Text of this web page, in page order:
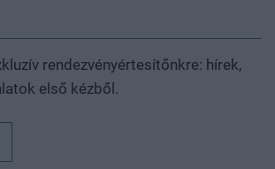
rendezvényértesítőnkre: hírek,
első kézből.